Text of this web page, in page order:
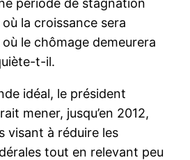
période de stagnation
la croissance sera
le chômage demeurera
t-il.
idéal, le président
mener, jusqu’en 2012,
visant à réduire les
tout en relevant peu